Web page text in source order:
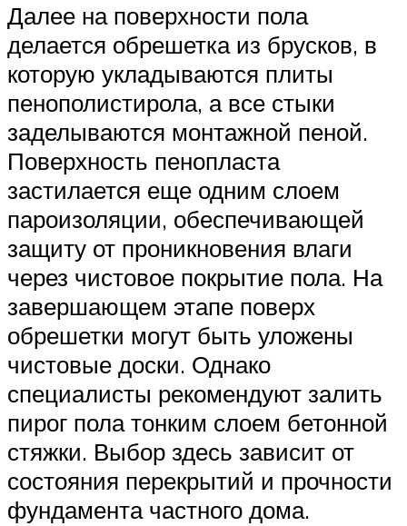
Далее на поверхности пола
делается обрешетка из брусков, в
которую укладываются плиты
пенополистирола, а все стыки
заделываются монтажной пеной.
Поверхность пенопласта
застилается еще одним слоем
пароизоляции, обеспечивающей
защиту от проникновения влаги
через чистовое покрытие пола. На
завершающем этапе поверх
обрешетки могут быть уложены
чистовые доски. Однако
специалисты рекомендуют залить
пирог пола тонким слоем бетонной
стяжки. Выбор здесь зависит от
состояния перекрытий и прочности
фундамента частного дома.